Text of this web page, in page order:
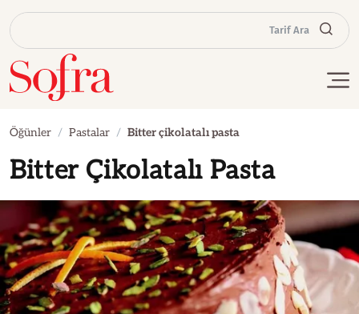
Tarif Ara
Öğünler Pastalar Bitter çikolatalı pasta
Bitter Çikolatalı Pasta